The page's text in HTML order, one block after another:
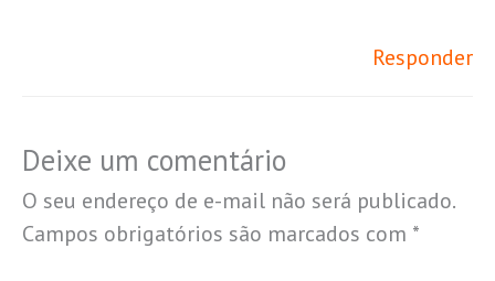
Responder
Deixe um comentário
O seu endereço de e-mail não será publicado.
Campos obrigatórios são marcados com *